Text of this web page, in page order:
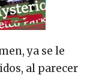
ya se le
al parecer